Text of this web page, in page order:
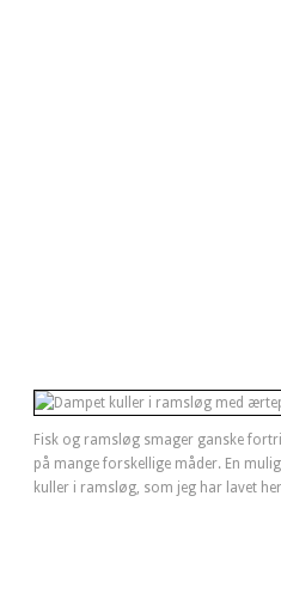
Fisk og ramsløg smager ganske
på mange forskellige måder. En
kuller i ramsløg, som jeg har lavet